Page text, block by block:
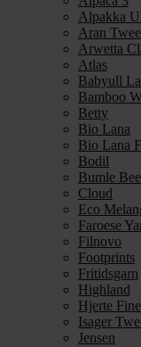
Alpakka
Aran
Arwetta
Atlas
Babyull
Bamboo
Betty
Bio Lana
Bio Lana
Bodil
Bumle Bee
Cloud
Eco
Faroese
Filnovo
Footprints
Fritidsgarn
Highland
Hjerte Fine
Isager
Jensen